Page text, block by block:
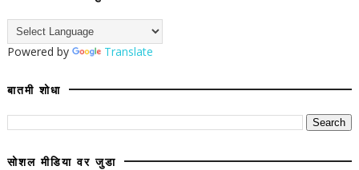
Powered by Translate
बातमी शोधा
सोशल मीडिया वर जुडा